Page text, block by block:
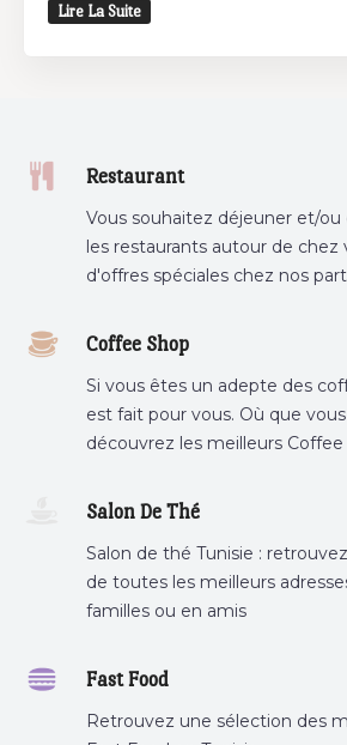
Lire La Suite
Restaurant
Vous souhaitez déjeuner et/
les restaurants autour de
d'offres spéciales chez nos
Coffee Shop
Si vous êtes un adepte des
est fait pour vous. Où que
découvrez les meilleurs
Salon De Thé
Salon de thé Tunisie :
de toutes les meilleurs
familles ou en amis
Fast Food
Retrouvez une sélection des